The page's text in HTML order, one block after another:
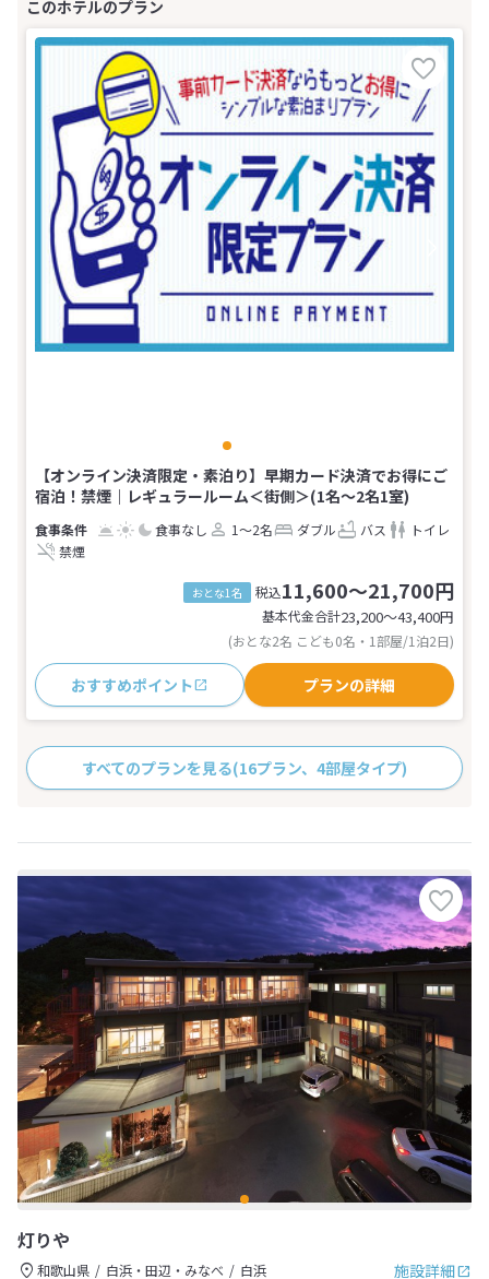
【オンライン決済限定・素泊り】早期カード決済でお得にご
宿泊！禁煙｜レギュラールーム＜街側＞(1名～2名1室)
食事なし 1～2名 ダブル バス
トイレ
禁煙
おとな1名 税込11,600～21,700円
基本代金合計23,200〜43,400円
(おとな2名 こども0名・1部屋/1泊2日)
おすすめポイント プランの詳細
すべてのプランを見る(16プラン、4部屋タイプ)
灯りや
施設詳細
和歌山県 白浜・田辺・みなべ
白浜